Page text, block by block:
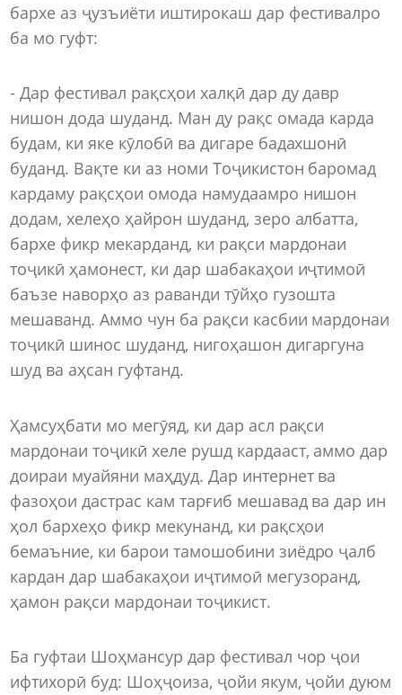
бархе аз ҷузъиёти иштирокаш дар фестивалро
ба мо гуфт:
- Дар фестивал рақсҳои халқӣ дар ду давр
нишон дода шуданд. Ман ду рақс омада карда
будам, ки яке кӯлобӣ ва дигаре бадахшонӣ
буданд. Вақте ки аз номи Тоҷикистон баромад
кардаму рақсҳои омода намудаамро нишон
додам, хелеҳо ҳайрон шуданд, зеро албатта,
бархе фикр мекарданд, ки рақси мардонаи
тоҷикӣ ҳамонест, ки дар шабакаҳои иҷтимоӣ
баъзе наворҳо аз раванди тӯйҳо гузошта
мешаванд. Аммо чун ба рақси касбии мардонаи
тоҷикӣ шинос шуданд, нигоҳашон дигаргуна
шуд ва аҳсан гуфтанд.
Ҳамсуҳбати мо мегӯяд, ки дар асл рақси
мардонаи тоҷикӣ хеле рушд кардааст, аммо дар
доираи муайяни маҳдуд. Дар интернет ва
фазоҳои дастрас кам тарғиб мешавад ва дар ин
ҳол бархеҳо фикр мекунанд, ки рақсҳои
бемаъние, ки барои тамошобини зиёдро ҷалб
кардан дар шабакаҳои иҷтимоӣ мегузоранд,
ҳамон рақси мардонаи тоҷикист.
Ба гуфтаи Шоҳмансур дар фестивал чор ҷои
ифтихорӣ буд: Шоҳҷоиза, ҷойи якум, ҷойи дуюм